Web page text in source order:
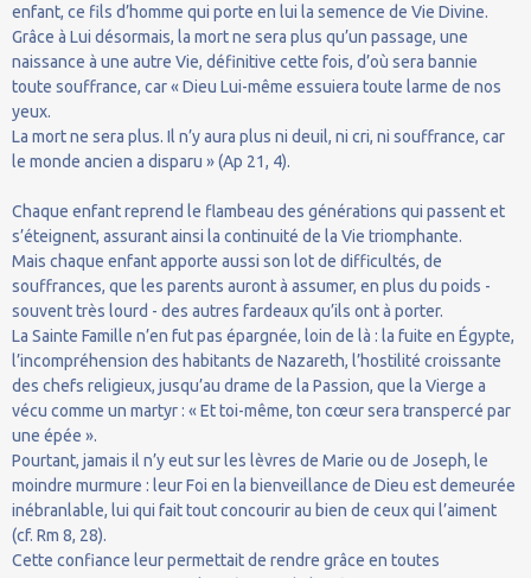
enfant, ce fils d’homme qui porte en lui la semence de Vie Divine.
Grâce à Lui désormais, la mort ne sera plus qu’un passage, une
naissance à une autre Vie, définitive cette fois, d’où sera bannie
toute souffrance, car « Dieu Lui-même essuiera toute larme de nos
yeux.
La mort ne sera plus. Il n’y aura plus ni deuil, ni cri, ni souffrance, car
le monde ancien a disparu » (Ap 21, 4).
Chaque enfant reprend le flambeau des générations qui passent et
s’éteignent, assurant ainsi la continuité de la Vie triomphante.
Mais chaque enfant apporte aussi son lot de difficultés, de
souffrances, que les parents auront à assumer, en plus du poids -
souvent très lourd - des autres fardeaux qu’ils ont à porter.
La Sainte Famille n’en fut pas épargnée, loin de là : la fuite en Égypte,
l’incompréhension des habitants de Nazareth, l’hostilité croissante
des chefs religieux, jusqu’au drame de la Passion, que la Vierge a
vécu comme un martyr : « Et toi-même, ton cœur sera transpercé par
une épée ».
Pourtant, jamais il n’y eut sur les lèvres de Marie ou de Joseph, le
moindre murmure : leur Foi en la bienveillance de Dieu est demeurée
inébranlable, lui qui fait tout concourir au bien de ceux qui l’aiment
(cf. Rm 8, 28).
Cette confiance leur permettait de rendre grâce en toutes